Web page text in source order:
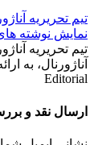
تیم تحریریه
نمایش نوشته
تیم تحریریه
آناژورنال، به
Editorial
ارسال نقد و